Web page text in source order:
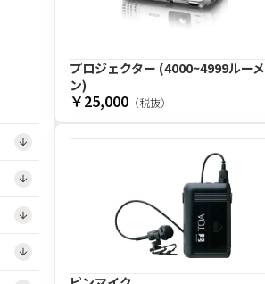
プロジェクター (4000~4999ルーメ
ン)
￥25,000 （税抜）